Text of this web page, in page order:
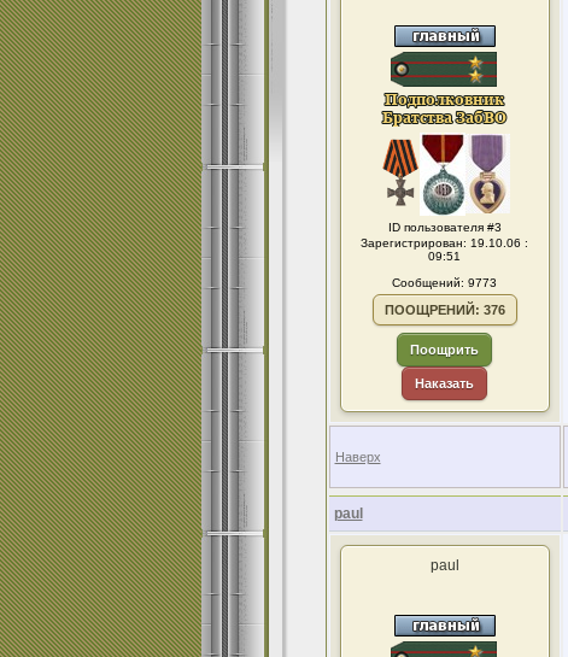
ID пользователя #3
Зарегистрирован: 19.10.06 :
09:51
Сообщений: 9773
ПООЩРЕНИЙ: 376
Поощрить
Наказать
Наверх
paul
paul